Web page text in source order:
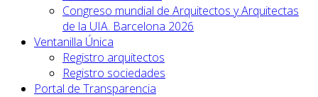
Congreso mundial de Arquitectos y Arquitectas
de la UIA. Barcelona 2026
Ventanilla Única
Registro arquitectos
Registro sociedades
Portal de Transparencia